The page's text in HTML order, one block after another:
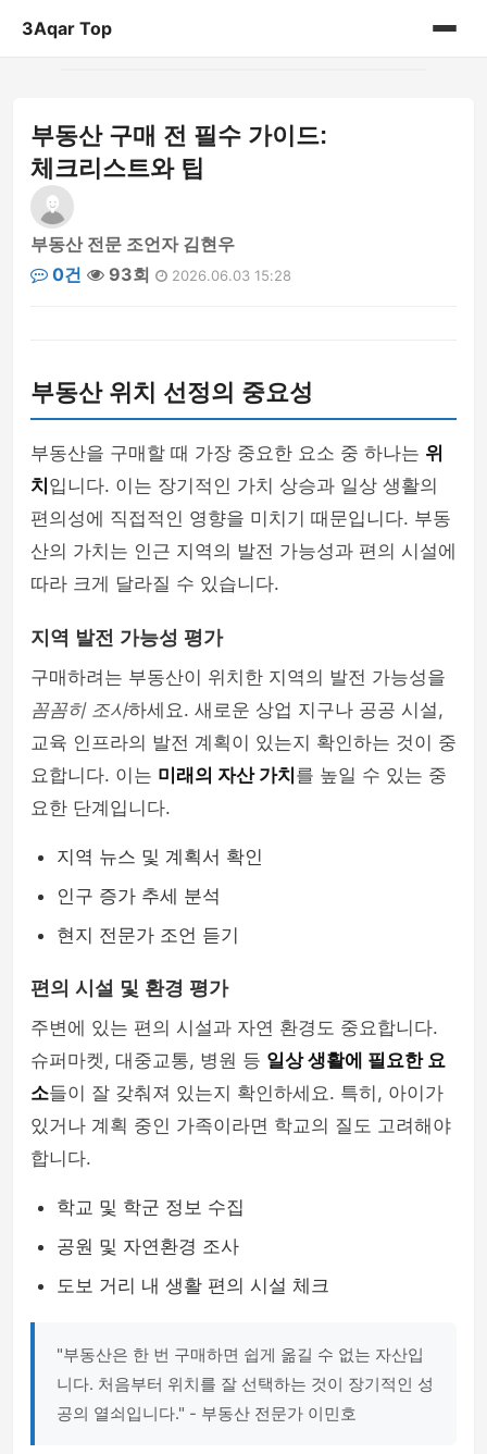
3Aqar Top
게시판
부동산 구매 전 필수 가이드:
체크리스트와 팁
부동산 전문 조언자 김현우
0건
93회 2026.06.03 15:28
부동산 위치 선정의 중요성
부동산을 구매할 때 가장 중요한 요소 중 하나는 위
치 입니다. 이는 장기적인 가치 상승과 일상 생활의
편의성에 직접적인 영향을 미치기 때문입니다. 부동
산의 가치는 인근 지역의 발전 가능성과 편의 시설에
따라 크게 달라질 수 있습니다.
지역 발전 가능성 평가
구매하려는 부동산이 위치한 지역의 발전 가능성을
꼼꼼히 조사하세요. 새로운 상업 지구나 공공 시설,
교육 인프라의 발전 계획이 있는지 확인하는 것이 중
요합니다. 이는 미래의 자산 가치 를 높일 수 있는 중
요한 단계입니다.
지역 뉴스 및 계획서 확인
인구 증가 추세 분석
현지 전문가 조언 듣기
편의 시설 및 환경 평가
주변에 있는 편의 시설과 자연 환경도 중요합니다.
슈퍼마켓, 대중교통, 병원 등 일상 생활에 필요한 요
소들이 잘 갖춰져 있는지 확인하세요. 특히, 아이가
있거나 계획 중인 가족이라면 학교의 질도 고려해야
합니다.
학교 및 학군 정보 수집
공원 및 자연환경 조사
도보 거리 내 생활 편의 시설 체크
"부동산은 한 번 구매하면 쉽게 옮길 수 없는 자산입
니다. 처음부터 위치를 잘 선택하는 것이 장기적인 성
공의 열쇠입니다." - 부동산 전문가 이민호